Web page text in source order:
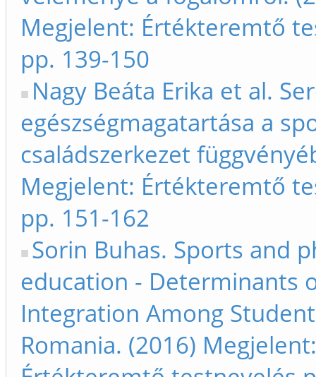
Megjelent: Értékteremtő
pp. 139-150
Nagy Beáta Erika et al.
egészségmagatartása a
családszerkezet
Megjelent: Értékteremtő
pp. 151-162
Sorin Buhas. Sports and
education - Determinants
Integration Among
Romania. (2016) Megjelent: